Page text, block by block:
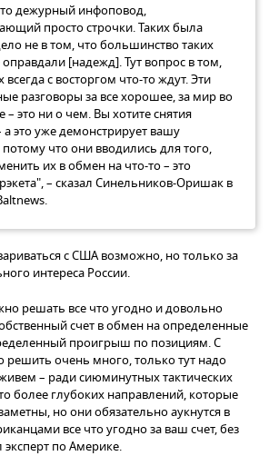
дежурный инфоповод,
просто строчки. Таких была
не в том, что большинство таких
оправдали [надежд]. Тут вопрос в том,
всегда с восторгом что-то ждут. Эти
разговоры за все хорошее, за мир во
– это ни о чем. Вы хотите снятия
а это уже демонстрирует вашу
потому что они вводились для того,
их в обмен на что-то – это
– сказал Синельников-Оришак в
с США возможно, но только за
интереса России.
решать все что угодно и довольно
счет в обмен на определенные
проигрыш по позициям. С
очень много, только тут надо
– ради сиюминутных тактических
более глубоких направлений, которые
но они обязательно аукнутся в
все что угодно за ваш счет, без
по Америке.